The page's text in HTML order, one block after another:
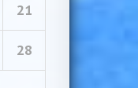
21
28